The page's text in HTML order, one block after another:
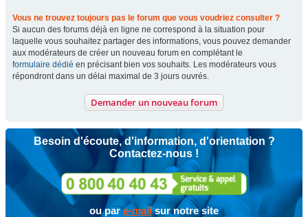
Vous ne trouvez toujours pas le forum que vous voudriez consulter ?
Si aucun des forums déjà en ligne ne correspond à la situation pour
laquelle vous souhaitez partager des informations, vous pouvez demander
aux modérateurs de créer un nouveau forum en complétant le
formulaire dédié en précisant bien vos souhaits. Les modérateurs vous
répondront dans un délai maximal de 3 jours ouvrés.
Demander un nouveau forum
Besoin d'écoute, d'information, d'orientation ?
Contactez-nous !
ou pare-mailsur notre site